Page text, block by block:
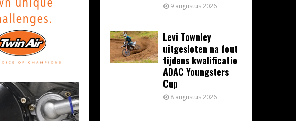
9 augustus 2026
Levi Townley
uitgesloten na fout
tijdens kwalificatie
ADAC Youngsters
Cup
8 augustus 2026